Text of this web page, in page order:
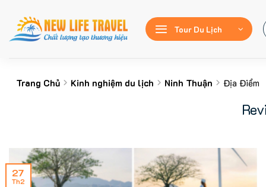
Tour Du Lịch
Trang Chủ Kinh nghiệm du lịch Ninh Thuận Địa Điểm
27
Th2